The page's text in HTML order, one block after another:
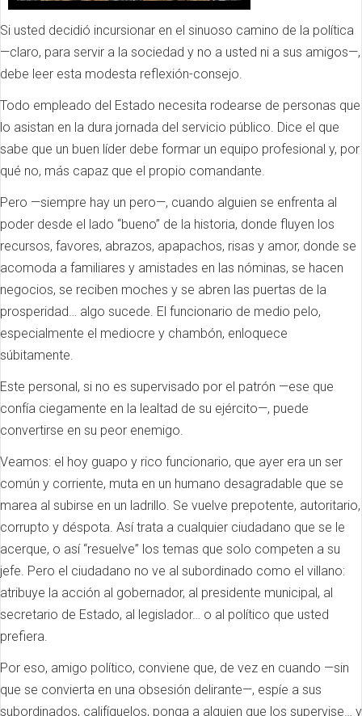
Si usted decidió incursionar en el sinuoso camino de la política
—claro, para servir a la sociedad y no a usted ni a sus amigos—,
debe leer esta modesta reflexión-consejo.
Todo empleado del Estado necesita rodearse de personas que
lo asistan en la dura jornada del servicio público. Dice el que
sabe que un buen líder debe formar un equipo profesional y, por
qué no, más capaz que el propio comandante.
Pero —siempre hay un pero—, cuando alguien se enfrenta al
poder desde el lado “bueno” de la historia, donde fluyen los
recursos, favores, abrazos, apapachos, risas y amor, donde se
acomoda a familiares y amistades en las nóminas, se hacen
negocios, se reciben moches y se abren las puertas de la
prosperidad… algo sucede. El funcionario de medio pelo,
especialmente el mediocre y chambón, enloquece
súbitamente.
Este personal, si no es supervisado por el patrón —ese que
confía ciegamente en la lealtad de su ejército—, puede
convertirse en su peor enemigo.
Veamos: el hoy guapo y rico funcionario, que ayer era un ser
común y corriente, muta en un humano desagradable que se
marea al subirse en un ladrillo. Se vuelve prepotente, autoritario,
corrupto y déspota. Así trata a cualquier ciudadano que se le
acerque, o así “resuelve” los temas que solo competen a su
jefe. Pero el ciudadano no ve al subordinado como el villano:
atribuye la acción al gobernador, al presidente municipal, al
secretario de Estado, al legislador… o al político que usted
prefiera.
Por eso, amigo político, conviene que, de vez en cuando —sin
que se convierta en una obsesión delirante—, espíe a sus
subordinados, califíquelos, ponga a alguien que los supervise… y